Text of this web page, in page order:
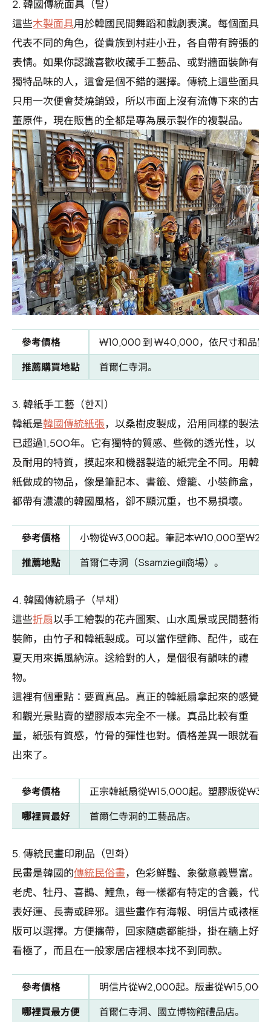
2. 韓國傳統面具（탈）
這些木製面具用於韓國民間舞蹈和戲劇表演。每個面具
代表不同的角色，從貴族到村莊小丑，各自帶有誇張的
表情。如果你認識喜歡收藏手工藝品、或對牆面裝飾有
獨特品味的人，這會是個不錯的選擇。傳統上這些面具
只用一次便會焚燒銷毀，所以市面上沒有流傳下來的古
董原件，現在販售的全都是專為展示製作的複製品。
參考價格
₩10,000 到 ₩40,000，依尺寸和品質
推薦購買地點
首爾仁寺洞。
3. 韓紙手工藝（한지）
韓紙是韓國傳統紙張，以桑樹皮製成，沿用同樣的製法
已超過1,500年。它有獨特的質感、些微的透光性，以
及耐用的特質，摸起來和機器製造的紙完全不同。用韓
紙做成的物品，像是筆記本、書籤、燈籠、小裝飾盒，
都帶有濃濃的韓國風格，卻不顯沉重，也不易損壞。
參考價格
小物從₩3,000起。筆記本₩10,000至
推薦地點
首爾仁寺洞（Ssamziegil商場）。
4. 韓國傳統扇子（부채）
這些折扇以手工繪製的花卉圖案、山水風景或民間藝術
裝飾，由竹子和韓紙製成。可以當作壁飾、配件，或在
夏天用來搧風納涼。送給對的人，是個很有韻味的禮
物。
這裡有個重點：要買真品。真正的韓紙扇拿起來的感覺
和觀光景點賣的塑膠版本完全不一樣。真品比較有重
量，紙張有質感，竹骨的彈性也對。價格差異一眼就看
出來了。
參考價格
正宗韓紙扇從₩15,000起。塑膠版從
哪裡買最好
首爾仁寺洞的工藝品店。
5. 傳統民畫印刷品（민화）
民畫是韓國的傳統民俗畫，色彩鮮豔、象徵意義豐富。
老虎、牡丹、喜鵲、鯉魚，每一樣都有特定的含義，代
表好運、長壽或辟邪。這些畫作有海報、明信片或裱框
版可以選擇。方便攜帶，回家隨處都能掛，掛在牆上好
看極了，而且在一般家居店裡根本找不到同款。
參考價格
明信片從₩2,000起。版畫從₩15,000
哪裡買最方便
首爾仁寺洞、國立博物館禮品店。